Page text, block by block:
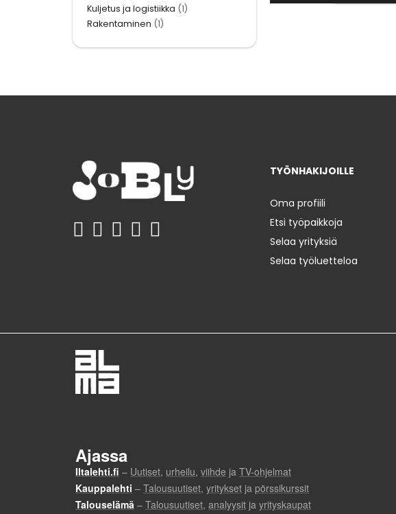
Kuljetus ja logistiikka (1)
Rakentaminen (1)
TYÖNHAKIJOILLE
Oma profiili
Etsi työpaikkoja
Selaa yrityksiä
Selaa työluetteloa